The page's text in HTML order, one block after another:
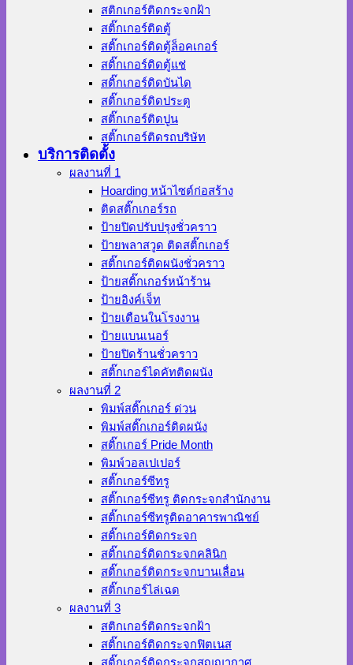
สติกเกอร์ติดกระจกฝ้า
สติ๊กเกอร์ติดตู้
สติ๊กเกอร์ติดตู้ล็อคเกอร์
สติ๊กเกอร์ติดตู้แช่
สติ๊กเกอร์ติดบันได
สติ๊กเกอร์ติดประตู
สติ๊กเกอร์ติดปูน
สติ๊กเกอร์ติดรถบริษัท
บริการติดตั้ง
ผลงานที่ 1
Hoarding หน้าไซต์ก่อสร้าง
ติดสติ๊กเกอร์รถ
ป้ายปิดปรับปรุงชั่วคราว
ป้ายพลาสวูด ติดสติ๊กเกอร์
สติ๊กเกอร์ติดผนังชั่วคราว
ป้ายสติ๊กเกอร์หน้าร้าน
ป้ายอิงค์เจ็ท
ป้ายเตือนในโรงงาน
ป้ายแบนเนอร์
ป้ายปิดร้านชั่วคราว
สติ๊กเกอร์ไดคัทติดผนัง
ผลงานที่ 2
พิมพ์สติ๊กเกอร์ ด่วน
พิมพ์สติ๊กเกอร์ติดผนัง
สติ๊กเกอร์ Pride Month
พิมพ์วอลเปเปอร์
สติ๊กเกอร์ซีทรู
สติ๊กเกอร์ซีทรู ติดกระจกสำนักงาน
สติ๊กเกอร์ซีทรูติดอาคารพาณิชย์
สติ๊กเกอร์ติดกระจก
สติ๊กเกอร์ติดกระจกคลินิก
สติ๊กเกอร์ติดกระจกบานเลื่อน
สติ๊กเกอร์ไล่เฉด
ผลงานที่ 3
สติกเกอร์ติดกระจกฝ้า
สติ๊กเกอร์ติดกระจกฟิตเนส